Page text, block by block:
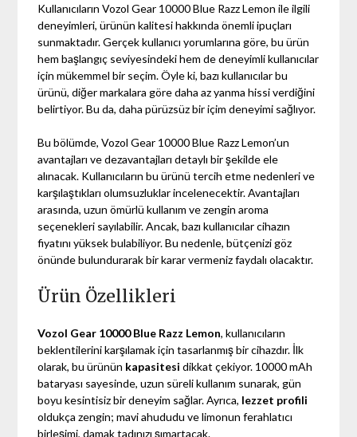
Kullanıcıların Vozol Gear 10000 Blue Razz Lemon ile ilgili
deneyimleri, ürünün kalitesi hakkında önemli ipuçları
sunmaktadır. Gerçek kullanıcı yorumlarına göre, bu ürün
hem başlangıç seviyesindeki hem de deneyimli kullanıcılar
için mükemmel bir seçim. Öyle ki, bazı kullanıcılar bu
ürünü, diğer markalara göre daha az yanma hissi verdiğini
belirtiyor. Bu da, daha pürüzsüz bir içim deneyimi sağlıyor.
Bu bölümde, Vozol Gear 10000 Blue Razz Lemon’un
avantajları ve dezavantajları detaylı bir şekilde ele
alınacak. Kullanıcıların bu ürünü tercih etme nedenleri ve
karşılaştıkları olumsuzluklar incelenecektir. Avantajları
arasında, uzun ömürlü kullanım ve zengin aroma
seçenekleri sayılabilir. Ancak, bazı kullanıcılar cihazın
fiyatını yüksek bulabiliyor. Bu nedenle, bütçenizi göz
önünde bulundurarak bir karar vermeniz faydalı olacaktır.
Ürün Özellikleri
Vozol Gear 10000 Blue Razz Lemon, kullanıcıların
beklentilerini karşılamak için tasarlanmış bir cihazdır. İlk
olarak, bu ürünün kapasitesi dikkat çekiyor. 10000 mAh
bataryası sayesinde, uzun süreli kullanım sunarak, gün
boyu kesintisiz bir deneyim sağlar. Ayrıca, lezzet profili
oldukça zengin; mavi ahududu ve limonun ferahlatıcı
birleşimi, damak tadınızı şımartacak.